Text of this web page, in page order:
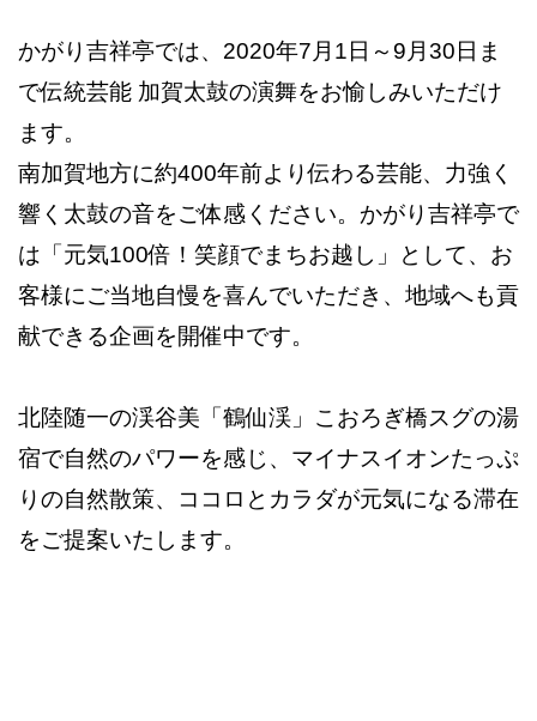
かがり吉祥亭では、2020年7月1日～9月30日ま
で伝統芸能 加賀太鼓の演舞をお愉しみいただけ
ます。
南加賀地方に約400年前より伝わる芸能、力強く
響く太鼓の音をご体感ください。かがり吉祥亭で
は「元気100倍！笑顔でまちお越し」として、お
客様にご当地自慢を喜んでいただき、地域へも貢
献できる企画を開催中です。
北陸随一の渓谷美「鶴仙渓」こおろぎ橋スグの湯
宿で自然のパワーを感じ、マイナスイオンたっぷ
りの自然散策、ココロとカラダが元気になる滞在
をご提案いたします。